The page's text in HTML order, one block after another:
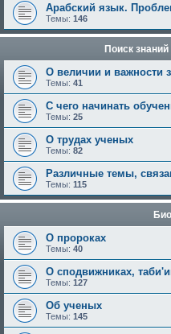
Арабский язык.
Темы: 146
Поиск
О величии и важности
Темы: 41
С чего начинать
Темы: 25
О трудах ученых
Темы: 82
Различные темы,
Темы: 115
О пророках
Темы: 40
О сподвижниках,
Темы: 127
Об ученых
Темы: 145